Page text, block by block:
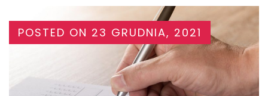
POSTED ON 23 GRUDNIA, 2021